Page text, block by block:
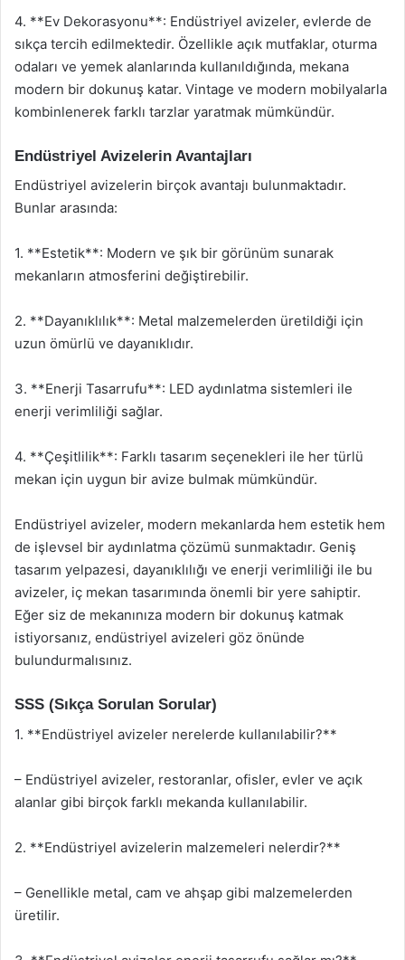
4. **Ev Dekorasyonu**: Endüstriyel avizeler, evlerde de
sıkça tercih edilmektedir. Özellikle açık mutfaklar, oturma
odaları ve yemek alanlarında kullanıldığında, mekana
modern bir dokunuş katar. Vintage ve modern mobilyalarla
kombinlenerek farklı tarzlar yaratmak mümkündür.
Endüstriyel Avizelerin Avantajları
Endüstriyel avizelerin birçok avantajı bulunmaktadır.
Bunlar arasında:
1. **Estetik**: Modern ve şık bir görünüm sunarak
mekanların atmosferini değiştirebilir.
2. **Dayanıklılık**: Metal malzemelerden üretildiği için
uzun ömürlü ve dayanıklıdır.
3. **Enerji Tasarrufu**: LED aydınlatma sistemleri ile
enerji verimliliği sağlar.
4. **Çeşitlilik**: Farklı tasarım seçenekleri ile her türlü
mekan için uygun bir avize bulmak mümkündür.
Endüstriyel avizeler, modern mekanlarda hem estetik hem
de işlevsel bir aydınlatma çözümü sunmaktadır. Geniş
tasarım yelpazesi, dayanıklılığı ve enerji verimliliği ile bu
avizeler, iç mekan tasarımında önemli bir yere sahiptir.
Eğer siz de mekanınıza modern bir dokunuş katmak
istiyorsanız, endüstriyel avizeleri göz önünde
bulundurmalısınız.
SSS (Sıkça Sorulan Sorular)
1. **Endüstriyel avizeler nerelerde kullanılabilir?**
– Endüstriyel avizeler, restoranlar, ofisler, evler ve açık
alanlar gibi birçok farklı mekanda kullanılabilir.
2. **Endüstriyel avizelerin malzemeleri nelerdir?**
– Genellikle metal, cam ve ahşap gibi malzemelerden
üretilir.